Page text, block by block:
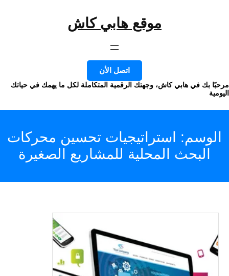
موقع هابي كاش
اتصل الأن
بك في هابي كاش، وجهتك الرقمية المتكاملة لكل ما يهمك في حياتك
استراتيجيات تحسين محركات
البحث المحلية للمشاريع الصغيرة